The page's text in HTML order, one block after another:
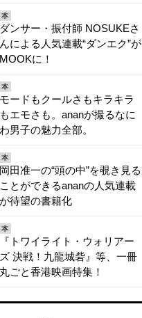
本
ダンサー・振付師 NOSUKEさ
んによる人気連載“ダンエク”が
MOOKに！
本
モードもクールさもキラキラ
もエモさも。ananが撮るなに
わ男子の魅力全部。
本
岡田准一の“頭の中”を覗き見る
ことができるananの人気連載
が待望の書籍化
本
『トワイライト・ウォリアー
ズ 決戦！九龍城砦』等、一冊
丸ごと香港映画特集！